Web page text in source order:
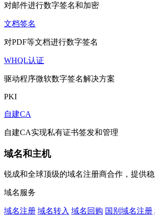
对邮件进行数字签名和加密
文档签名
对PDF等文档进行数字签名
WHQL认证
驱动程序微软数字签名解决方案
PKI
自建CA
自建CA实现私有证书签发和管理
域名和主机
锐成和全球顶级的域名注册商合作，提供
域名服务
域名注册 域名转入 域名回购 国别域名注册